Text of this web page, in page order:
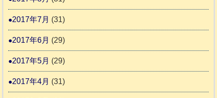
2017年7月 (31)
2017年6月 (29)
2017年5月 (29)
2017年4月 (31)